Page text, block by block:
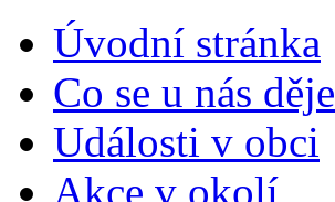
Úvodní stránka
Co se u nás děje
Události v obci
Akce v okolí